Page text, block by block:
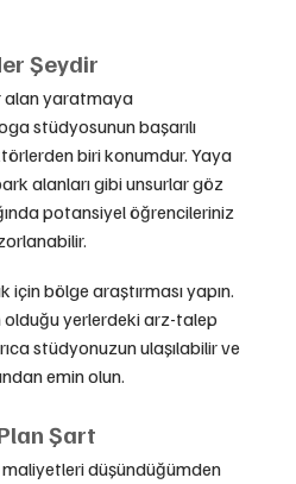
Şeydir
alan yaratmaya
stüdyosunun başarılı
biri konumdur. Yaya
alanları gibi unsurlar göz
potansiyel öğrencileriniz
bölge araştırması yapın.
olduğu yerlerdeki arz-talep
stüdyonuzun ulaşılabilir ve
emin olun.
Şart
maliyetleri düşündüğümden